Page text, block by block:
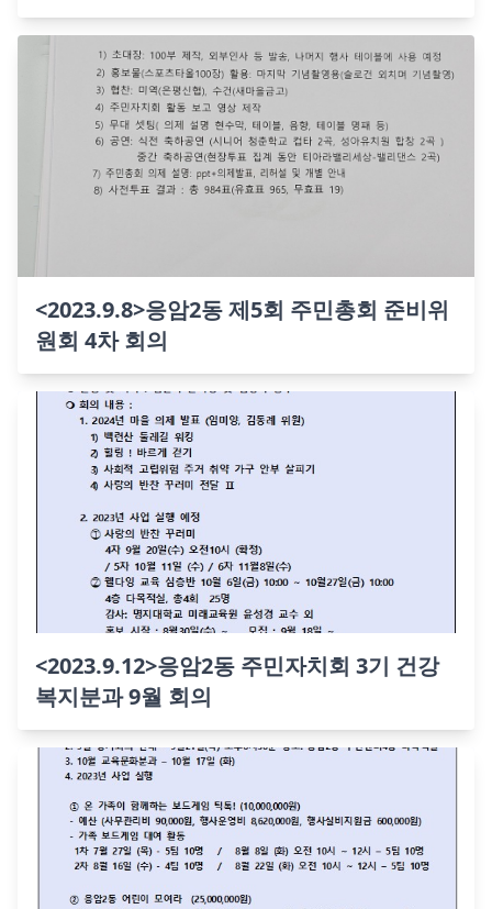
<2023.9.8>응암2동 제5회 주민총회 준비위
원회 4차 회의
<2023.9.12>응암2동 주민자치회 3기 건강
복지분과 9월 회의